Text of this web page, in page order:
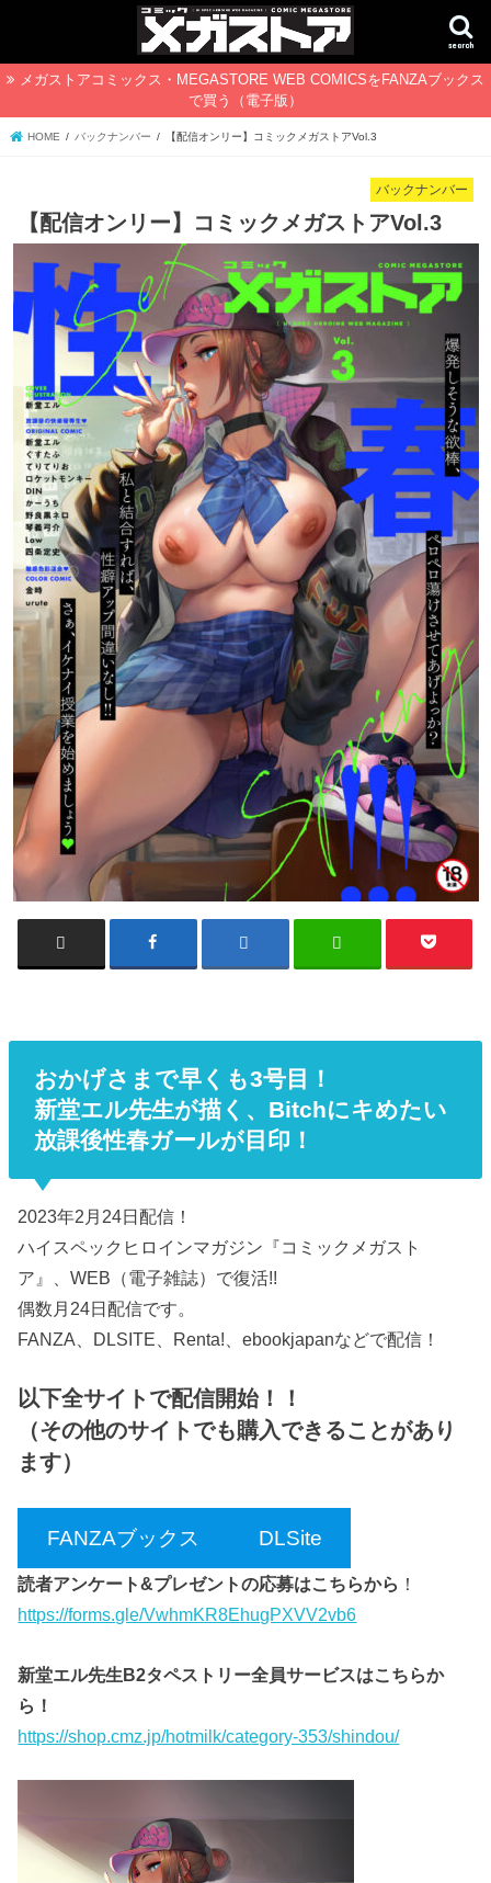
search
メガストアコミックス・MEGASTORE WEB COMICSをFANZAブックス
で買う（電子版）
HOME バックナンバー 【配信オンリー】コミックメガストアVol.3
バックナンバー
【配信オンリー】コミックメガストアVol.3
おかげさまで早くも3号目！
新堂エル先生が描く、Bitchにキめたい
放課後性春ガールが目印！
2023年2月24日配信！
ハイスペックヒロインマガジン『コミックメガスト
ア』、WEB（電子雑誌）で復活!!
偶数月24日配信です。
FANZA、DLSITE、Renta!、ebookjapanなどで配信！
以下全サイトで配信開始！！
（その他のサイトでも購入できることがあり
ます）
FANZAブックス DLSite
読者アンケート&プレゼントの応募はこちらから ！
https://forms.gle/VwhmKR8EhugPXVV2vb6
新堂エル先生B2タペストリー全員サービスはこちらか
ら！
https://shop.cmz.jp/hotmilk/category-353/shindou/